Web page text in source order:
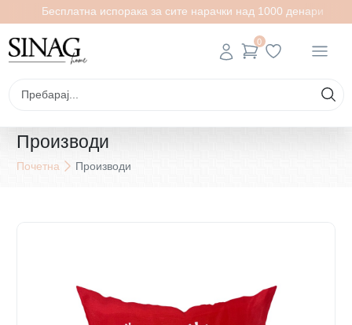
Бесплатна испорака за сите нарачки над 1000 денари
0
Производи
Почетна Производи